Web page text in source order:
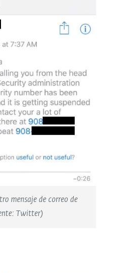
mensaje de correo de
Twitter)